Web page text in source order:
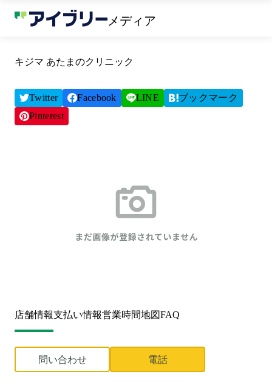
メディア
キジマ あたまのクリニック
Twitter Facebook LINE
ブックマーク
Pinterest
店舗情報支払い情報営業時間地図FAQ
問い合わせ 電話